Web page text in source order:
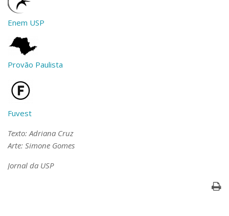
Enem USP
Provão Paulista
Fuvest
Texto: Adriana Cruz
Arte: Simone Gomes
Jornal da USP